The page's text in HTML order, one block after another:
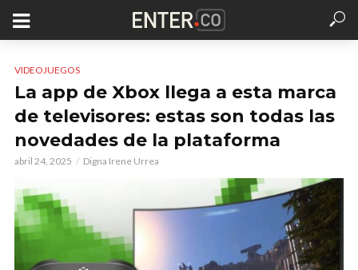
VIDEOJUEGOS
La app de Xbox llega a esta marca
de televisores: estas son todas las
novedades de la plataforma
abril 24, 2025 Digna Irene Urrea